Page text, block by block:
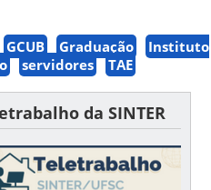
GCUB Graduação
Instituto
servidores TAE
da SINTER